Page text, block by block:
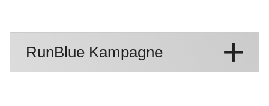
RunBlue Kampagne